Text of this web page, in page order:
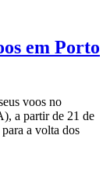
em Porto
voos no
a partir de 21 de
a volta dos